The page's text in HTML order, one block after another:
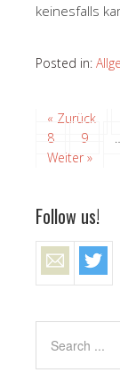
keinesfalls
Posted in:
« Zurück
8
9
Weiter »
Follow us!